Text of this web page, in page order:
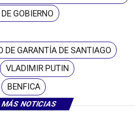
MÁS NOTICIAS
GOBIERNO
DE GARANTÍA DE SANTIAGO
VLADIMIR PUTIN
BENFICA